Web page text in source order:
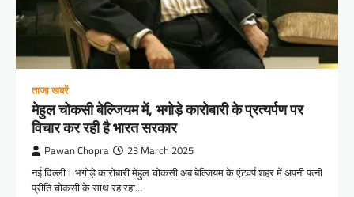
ताजा खबरें
मेहुल चोकसी बेल्जियम में, भगोड़े कारोबारी के प्रत्यर्पण पर
विचार कर रही है भारत सरकार
Pawan Chopra 23 March 2025
नई दिल्ली। भगोड़े कारोबारी मेहुल चोकसी अब बेल्जियम के एंटवर्प शहर में अपनी पत्नी
प्रीति चोकसी के साथ रह रहा…